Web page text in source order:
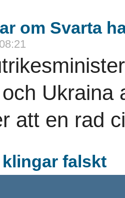
om Svarta
Ukraina
att en rad
falskt